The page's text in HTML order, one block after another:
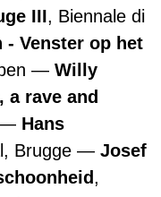
III, Biennale di
- Venster op het
Willy
a rave and
Hans
Brugge
Josef
,